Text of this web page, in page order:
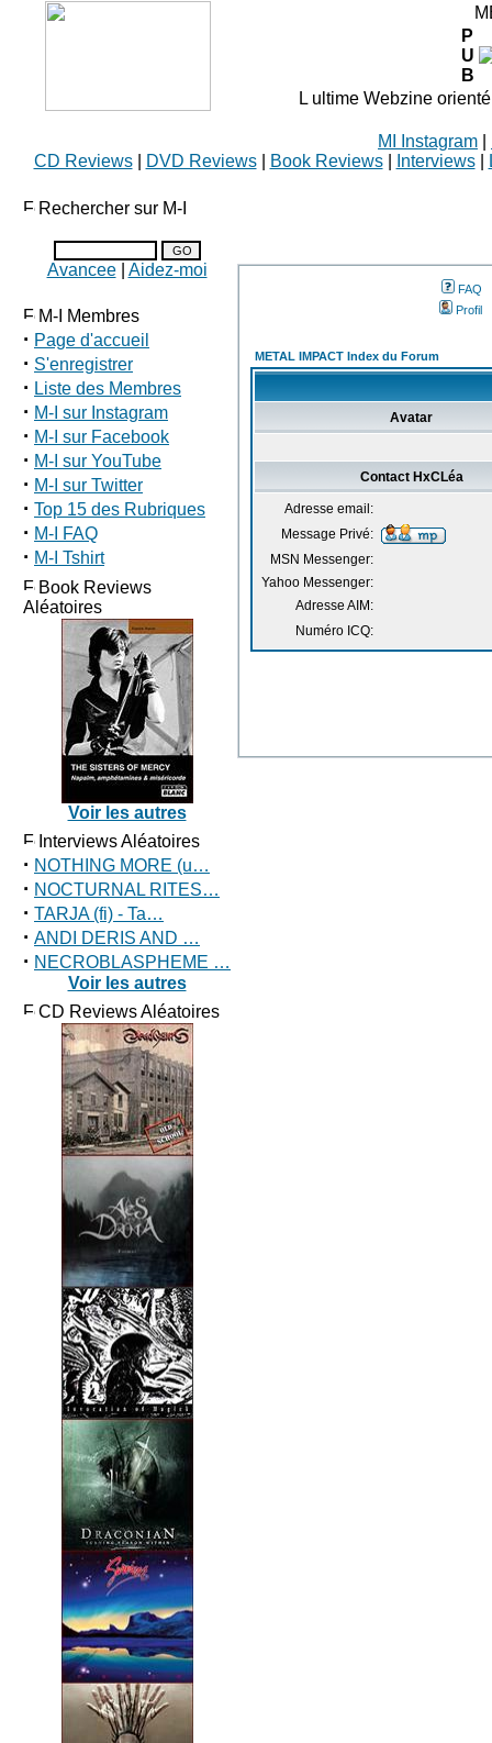
P
U
B
L ultime Webzine
MI Instagram
CD Reviews| DVD Reviews| Book Reviews| Interviews|
Rechercher sur M-I
Avancee| Aidez-moi
M-I Membres
· Page d'accueil
· S'enregistrer
· Liste des Membres
· M-I sur Instagram
· M-I sur Facebook
· M-I sur YouTube
· M-I sur Twitter
· Top 15 des Rubriques
· M-I FAQ
· M-I Tshirt
Book Reviews
Aléatoires
Voir les autres
Interviews Aléatoires
· NOTHING MORE (u…
· NOCTURNAL RITES…
· TARJA (fi) - Ta…
· ANDI DERIS AND …
· NECROBLASPHEME …
Voir les autres
CD Reviews Aléatoires
FAQ
Profil
METAL IMPACT Index du Forum
Avatar
Contact HxCLéa
Adresse email:
Message Privé:
MSN Messenger:
Yahoo Messenger:
Adresse AIM:
Numéro ICQ: